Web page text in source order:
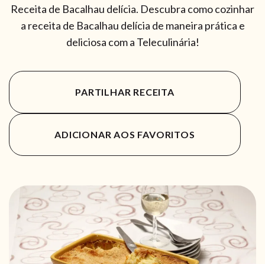
Receita de Bacalhau delícia. Descubra como cozinhar
a receita de Bacalhau delícia de maneira prática e
deliciosa com a Teleculinária!
PARTILHAR RECEITA
ADICIONAR AOS FAVORITOS